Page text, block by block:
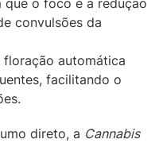
convulsões da
floração automática
facilitando o
direto, a Cannabis